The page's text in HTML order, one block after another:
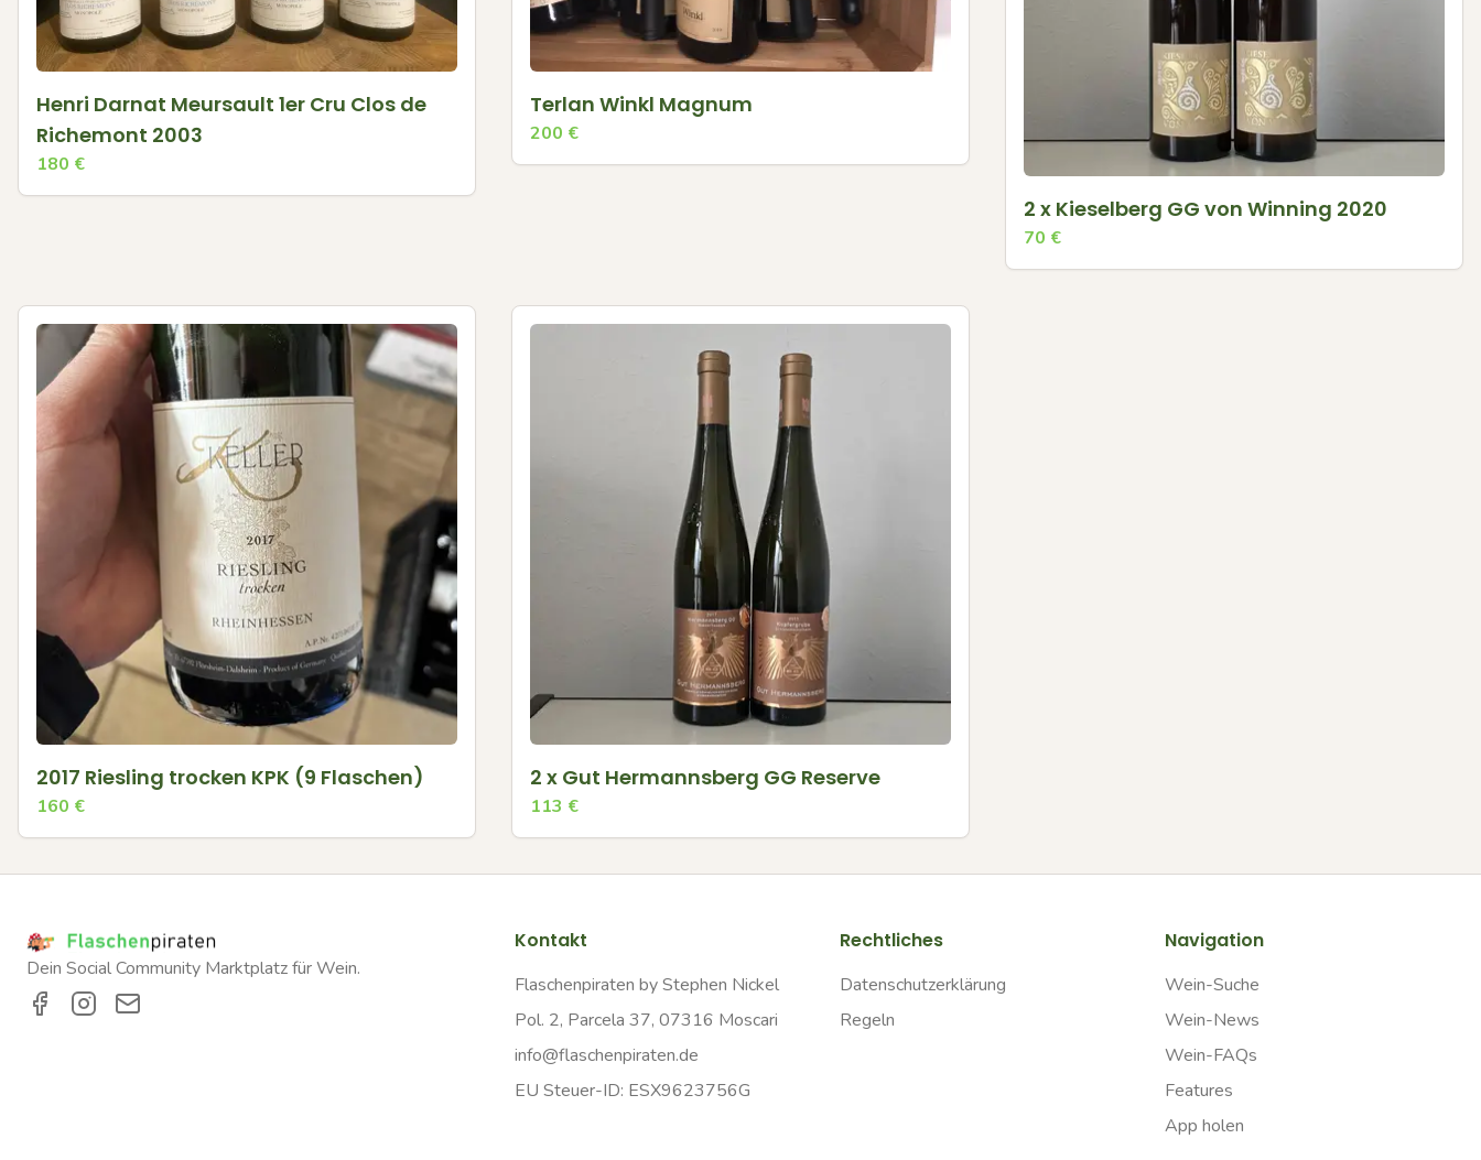
Henri Darnat Meursault 1er Cru Clos de
Richemont 2003
180 €
Terlan Winkl Magnum
200 €
2 x Kieselberg GG von Winning 2020
70 €
2017 Riesling trocken KPK (9 Flaschen)
160 €
2 x Gut Hermannsberg GG Reserve
113 €
Dein Social Community Marktplatz für Wein.
Kontakt
Flaschenpiraten by Stephen Nickel
Pol. 2, Parcela 37, 07316 Moscari
info@flaschenpiraten.de
EU Steuer-ID: ESX9623756G
Rechtliches
Datenschutzerklärung
Regeln
Navigation
Wein-Suche
Wein-News
Wein-FAQs
Features
App holen